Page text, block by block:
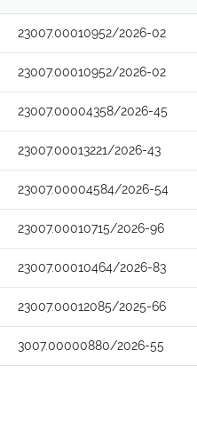
23007.00010952/2026-02
23007.00010952/2026-02
23007.00004358/2026-45
23007.00013221/2026-43
23007.00004584/2026-54
23007.00010715/2026-96
23007.00010464/2026-83
23007.00012085/2025-66
3007.00000880/2026-55